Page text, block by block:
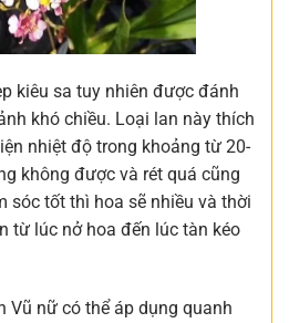
kiêu sa tuy nhiên được đánh
khó chiều. Loại lan này thích
nhiệt độ trong khoảng từ 20-
không được và rét quá cũng
sóc tốt thì hoa sẽ nhiều và thời
từ lúc nở hoa đến lúc tàn kéo
Vũ nữ có thể áp dụng quanh